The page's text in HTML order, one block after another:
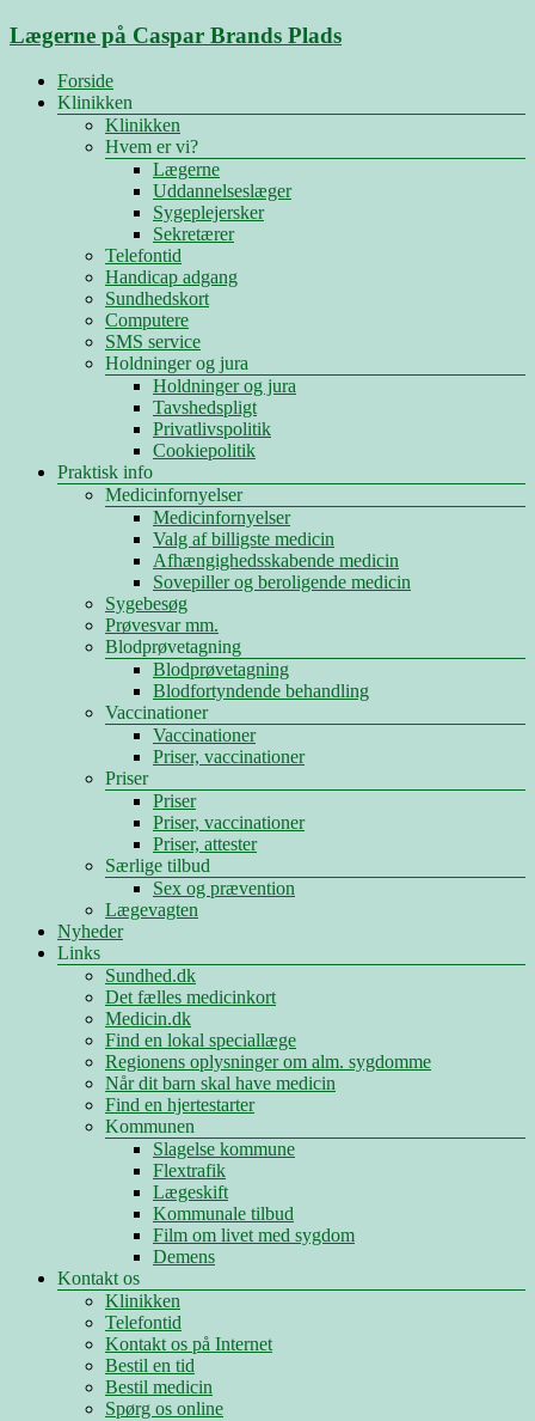
Skip
content
Lægerne på Caspar Brands Plads
Menu
Forside
Klinikken
Klinikken
Hvem er vi?
Lægerne
Uddannelseslæger
Sygeplejersker
Sekretærer
Telefontid
Handicap adgang
Sundhedskort
Computere
SMS service
Holdninger og jura
Holdninger og jura
Tavshedspligt
Privatlivspolitik
Cookiepolitik
Praktisk info
Medicinfornyelser
Medicinfornyelser
Valg af billigste medicin
Afhængighedsskabende medicin
Sovepiller og beroligende medicin
Sygebesøg
Prøvesvar mm.
Blodprøvetagning
Blodprøvetagning
Blodfortyndende behandling
Vaccinationer
Vaccinationer
Priser, vaccinationer
Priser
Priser
Priser, vaccinationer
Priser, attester
Særlige tilbud
Sex og prævention
Lægevagten
Nyheder
Links
Sundhed.dk
Det fælles medicinkort
Medicin.dk
Find en lokal speciallæge
Regionens oplysninger om alm. sygdomme
Når dit barn skal have medicin
Find en hjertestarter
Kommunen
Slagelse kommune
Flextrafik
Lægeskift
Kommunale tilbud
Film om livet med sygdom
Demens
Kontakt os
Klinikken
Telefontid
Kontakt os på Internet
Bestil en tid
Bestil medicin
Spørg os online